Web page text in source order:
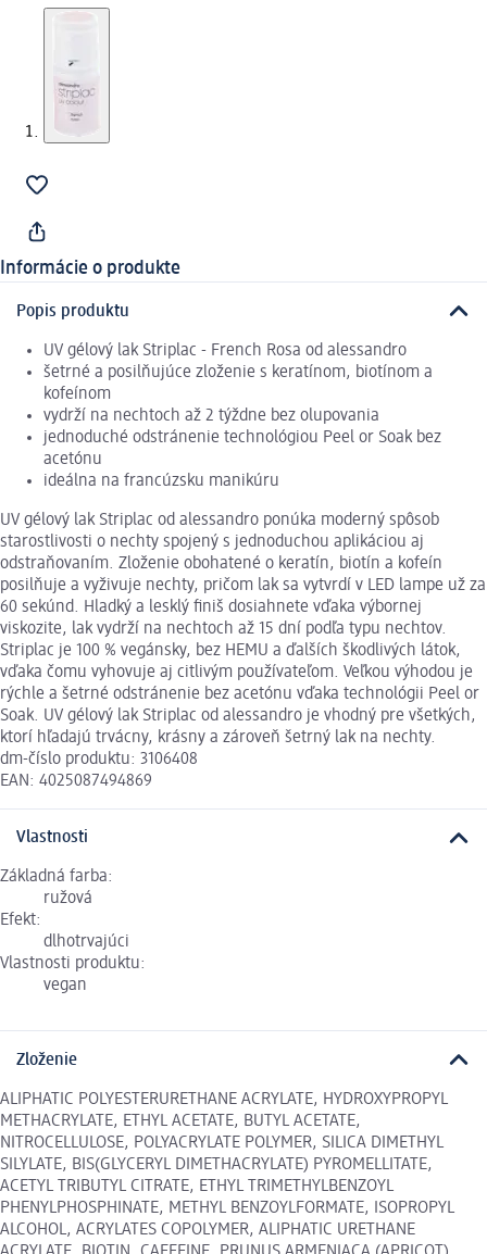
Informácie o produkte
Popis produktu
UV gélový lak Striplac - French Rosa od alessandro
šetrné a posilňujúce zloženie s keratínom, biotínom a
kofeínom
vydrží na nechtoch až 2 týždne bez olupovania
jednoduché odstránenie technológiou Peel or Soak bez
acetónu
ideálna na francúzsku manikúru
UV gélový lak Striplac od alessandro ponúka moderný spôsob
starostlivosti o nechty spojený s jednoduchou aplikáciou aj
odstraňovaním. Zloženie obohatené o keratín, biotín a kofeín
posilňuje a vyživuje nechty, pričom lak sa vytvrdí v LED lampe už za
60 sekúnd. Hladký a lesklý finiš dosiahnete vďaka výbornej
viskozite, lak vydrží na nechtoch až 15 dní podľa typu nechtov.
Striplac je 100 % vegánsky, bez HEMU a ďalších škodlivých látok,
vďaka čomu vyhovuje aj citlivým používateľom. Veľkou výhodou je
rýchle a šetrné odstránenie bez acetónu vďaka technológii Peel or
Soak. UV gélový lak Striplac od alessandro je vhodný pre všetkých,
ktorí hľadajú trvácny, krásny a zároveň šetrný lak na nechty.
dm-číslo produktu: 3106408
EAN: 4025087494869
Vlastnosti
Základná farba:
ružová
Efekt:
dlhotrvajúci
Vlastnosti produktu:
vegan
Zloženie
ALIPHATIC POLYESTERURETHANE ACRYLATE, HYDROXYPROPYL
METHACRYLATE, ETHYL ACETATE, BUTYL ACETATE,
NITROCELLULOSE, POLYACRYLATE POLYMER, SILICA DIMETHYL
SILYLATE, BIS(GLYCERYL DIMETHACRYLATE) PYROMELLITATE,
ACETYL TRIBUTYL CITRATE, ETHYL TRIMETHYLBENZOYL
PHENYLPHOSPHINATE, METHYL BENZOYLFORMATE, ISOPROPYL
ALCOHOL, ACRYLATES COPOLYMER, ALIPHATIC URETHANE